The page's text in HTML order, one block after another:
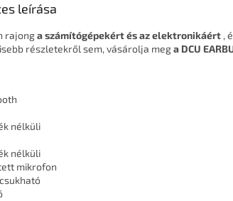
leírása
rajonga számítógépekért és az elektronikáért ,
részletekről sem, vásárolja mega DCU
nélküli
nélküli
mikrofon